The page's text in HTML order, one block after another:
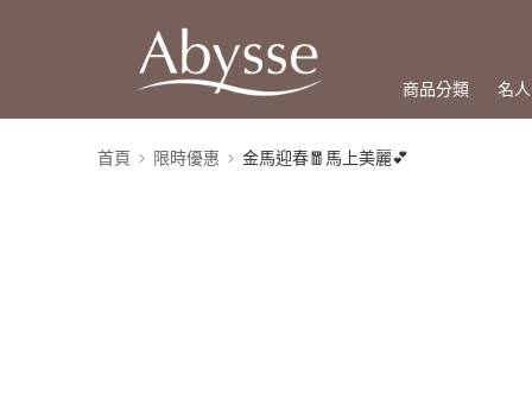
商品分類 名
首頁 限時優惠 金馬迎春🧧馬上美麗💕